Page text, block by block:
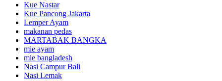
Kue Nastar
Kue Pancong Jakarta
Lemper Ayam
makanan pedas
MARTABAK BANGKA
mie ayam
mie bangladesh
Nasi Campur Bali
Nasi Lemak